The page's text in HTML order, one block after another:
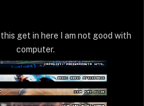
get in here I am not good with
computer.